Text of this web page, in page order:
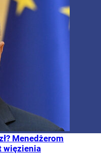
Menedżerom
więzienia